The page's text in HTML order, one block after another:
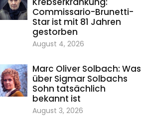
Commissario-Brunetti-
Star ist mit 81 Jahren
gestorben
August 4, 2026
Marc Oliver Solbach: Was
über Sigmar Solbachs
Sohn tatsächlich
bekannt ist
August 3, 2026